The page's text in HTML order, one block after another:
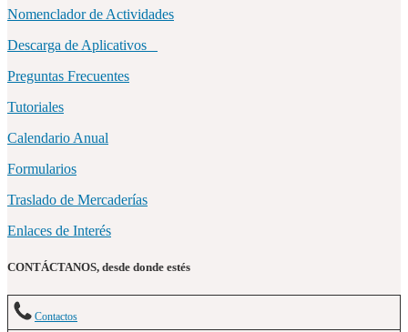
Nomenclador de Actividades
Descarga de Aplicativos
Preguntas Frecuentes
Tutoriales
Calendario Anual
Formularios
Traslado de Mercaderías
Enlaces de Interés
CONTÁCTANOS, desde donde estés
Contactos